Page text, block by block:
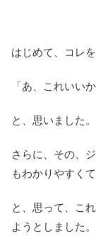
はじめて、コレを
「あ、これいいか
と、思いました。
さらに、その、
もわかりやすくて
と、思って、こ
ようとしました。